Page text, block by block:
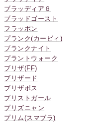
ブラッディア６
ブラッドゴースト
フラッポン
プランク(カービィ)
ブランクナイト
プラントウォーク
ブリザ(FF)
ブリザード
ブリザポス
プリストガール
プリズニャン
プリム(スマブラ)